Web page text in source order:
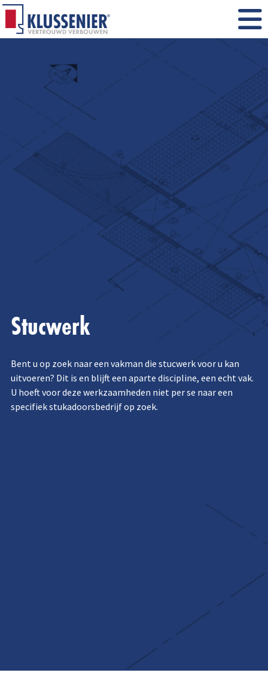
Stucwerk
Bent u op zoek naar een vakman die stucwerk voor u kan
uitvoeren? Dit is en blijft een aparte discipline, een echt vak.
U hoeft voor deze werkzaamheden niet per se naar een
specifiek stukadoorsbedrijf op zoek.